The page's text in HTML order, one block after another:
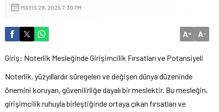
MAYIS 29, 2025 7:30 PM
A+ A-
Giriş: Noterlik Mesleğinde Girişimcilik Fırsatları ve Potansiyeli
Noterlik, yüzyıllardır süregelen ve değişen dünya düzeninde
önemini koruyan, güvenilirliğe dayalı bir meslektir. Bu mesleğin,
girişimcilik ruhuyla birleştiğinde ortaya çıkan fırsatları ve